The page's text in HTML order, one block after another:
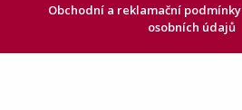
Obchodní a reklamační podmínky
osobních údajů